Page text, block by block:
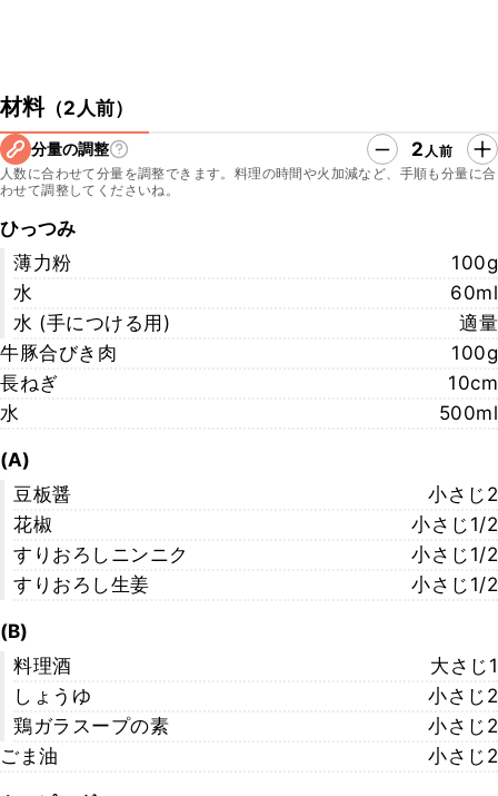
材料（2人前）
分量の調整 2 人前
人数に合わせて分量を調整できます。料理の時間や火加減など、手順も分量に合
わせて調整してくださいね。
ひっつみ
薄力粉
100g
水
60ml
水 (手につける用)
適量
牛豚合びき肉
100g
長ねぎ
10cm
水
500ml
(A)
豆板醤
小さじ2
花椒
小さじ1/2
すりおろしニンニク
小さじ1/2
すりおろし生姜
小さじ1/2
(B)
料理酒
大さじ1
しょうゆ
小さじ2
鶏ガラスープの素
小さじ2
ごま油
小さじ2